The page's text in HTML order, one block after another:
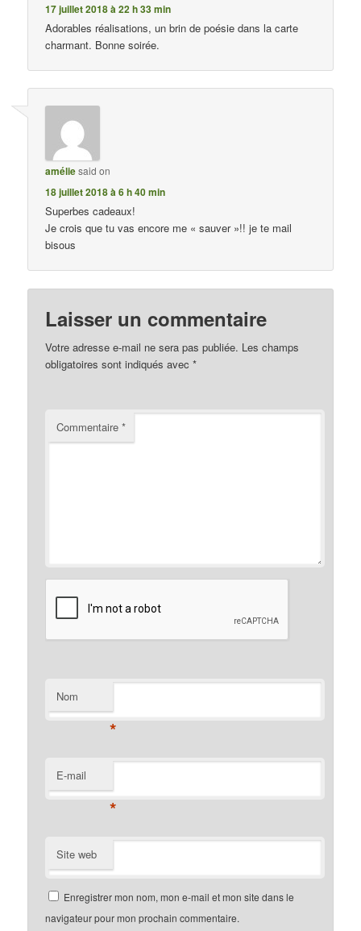
17 juillet 2018 à 22 h 33 min
Adorables réalisations, un brin de poésie dans la carte
charmant. Bonne soirée.
améliesaid on
18 juillet 2018 à 6 h 40 min
Superbes cadeaux!
Je crois que tu vas encore me « sauver »!! je te mail
bisous
Laisser un commentaire
Votre adresse e-mail ne sera pas publiée. Les champs
obligatoires sont indiqués avec*
Commentaire*
Nom
*
E-mail
*
Site web
Enregistrer mon nom, mon e-mail et mon site dans le
navigateur pour mon prochain commentaire.